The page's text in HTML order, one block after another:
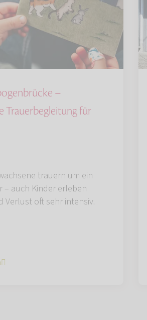
–
Trauerbegleitung für
trauern um ein
– auch Kinder erleben
Verlust oft sehr intensiv.